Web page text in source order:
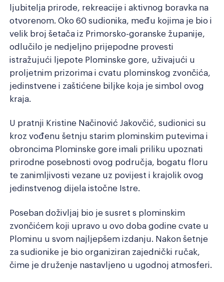
ljubitelja prirode, rekreacije i aktivnog boravka na
otvorenom. Oko 60 sudionika, među kojima je bio i
velik broj šetača iz Primorsko-goranske županije,
odlučilo je nedjeljno prijepodne provesti
istražujući ljepote Plominske gore, uživajući u
proljetnim prizorima i cvatu plominskog zvončića,
jedinstvene i zaštićene biljke koja je simbol ovog
kraja.
U pratnji Kristine Načinović Jakovčić, sudionici su
kroz vođenu šetnju starim plominskim putevima i
obroncima Plominske gore imali priliku upoznati
prirodne posebnosti ovog područja, bogatu floru
te zanimljivosti vezane uz povijest i krajolik ovog
jedinstvenog dijela istočne Istre.
Poseban doživljaj bio je susret s plominskim
zvončićem koji upravo u ovo doba godine cvate u
Plominu u svom najljepšem izdanju. Nakon šetnje
za sudionike je bio organiziran zajednički ručak,
čime je druženje nastavljeno u ugodnoj atmosferi.